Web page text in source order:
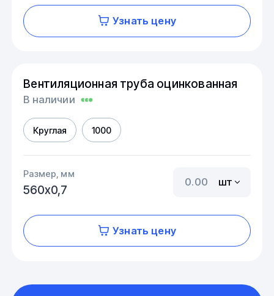
Узнать цену
Вентиляционная труба оцинкованная
В наличии
Круглая 1000
Размер, мм
560х0,7
шт
Узнать цену